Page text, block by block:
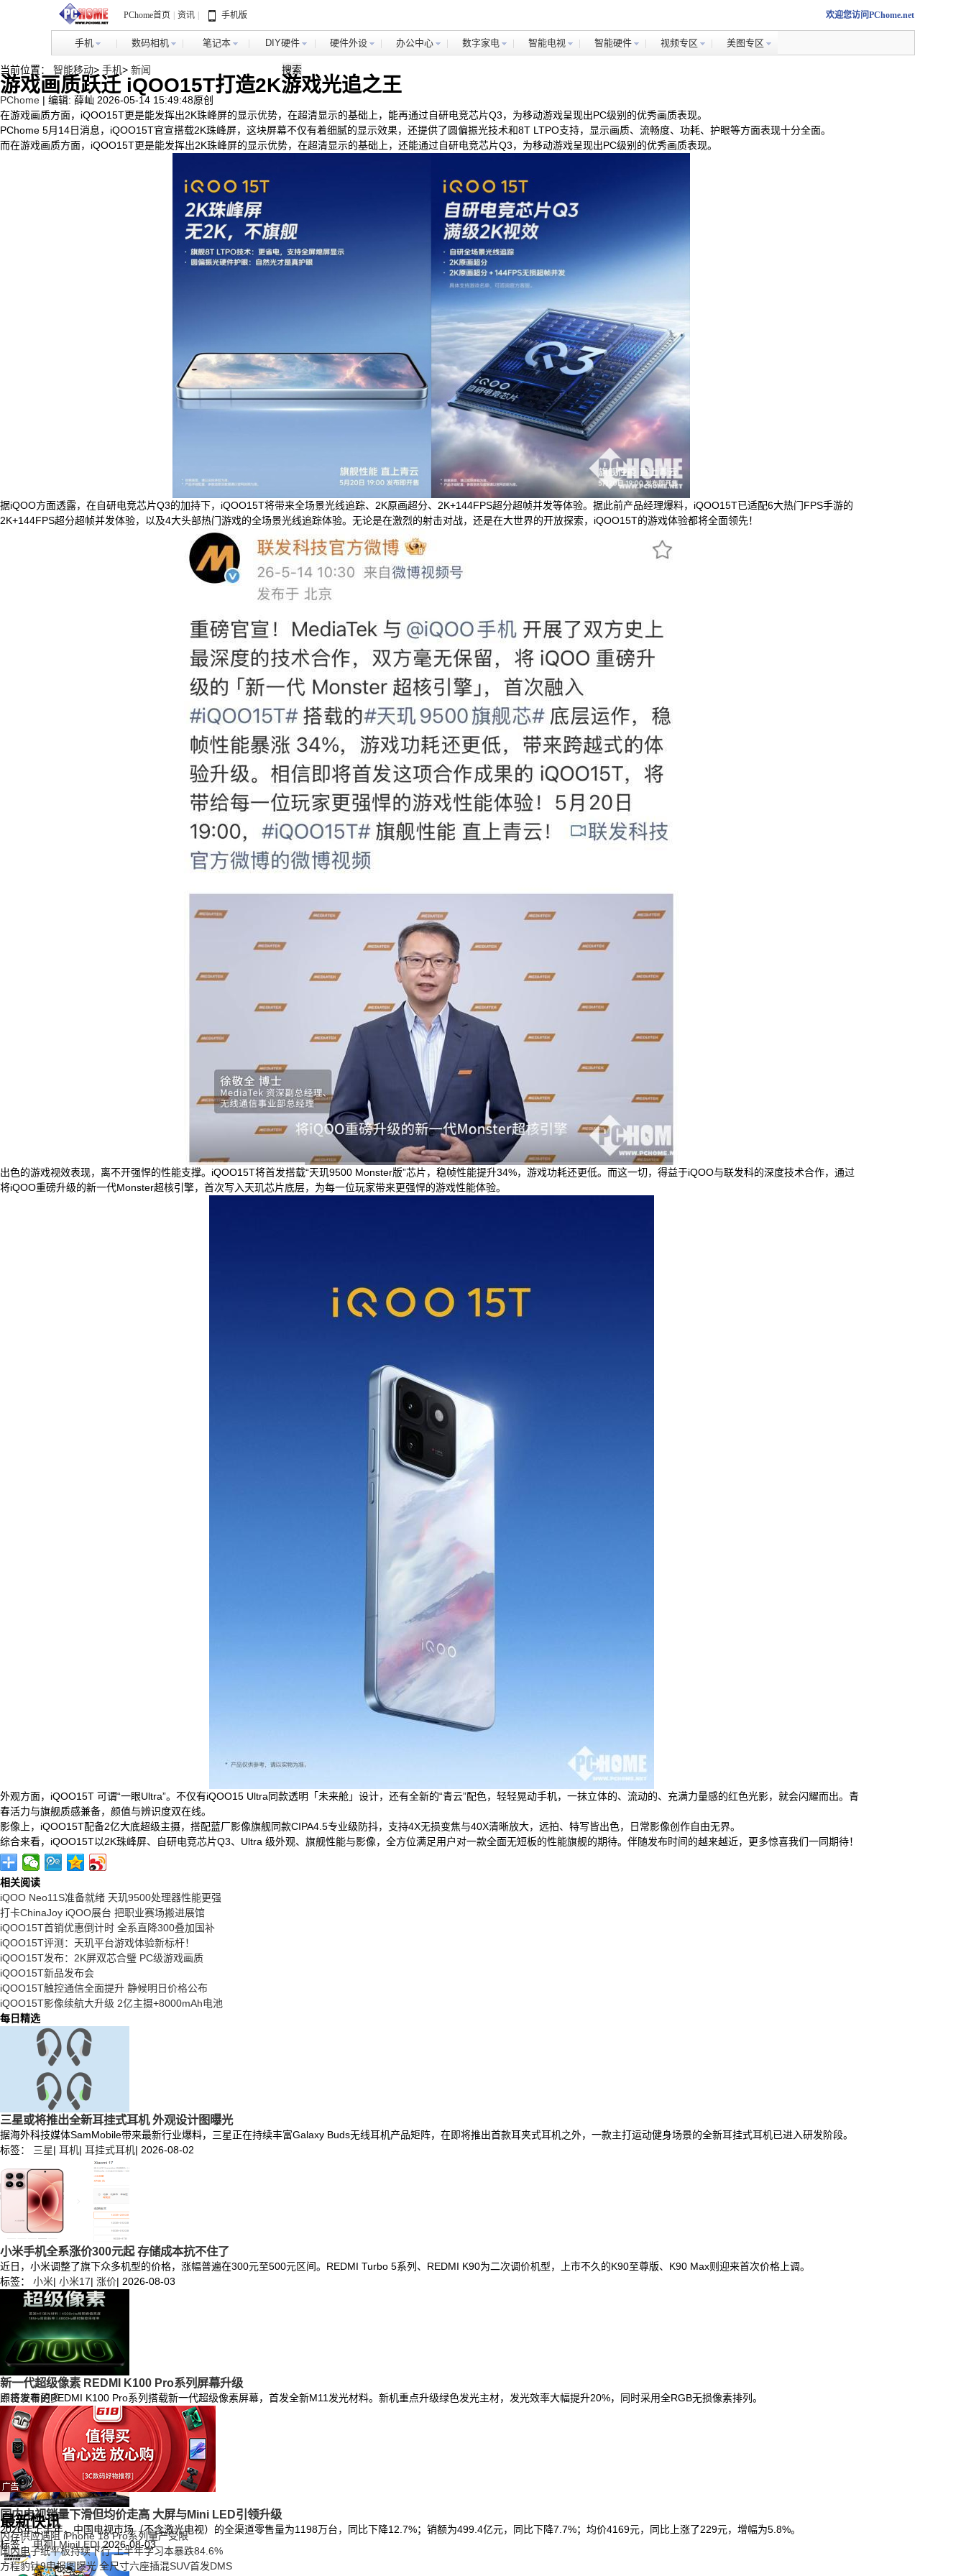
PChome首页 资讯 手机版 欢迎您访问PChome.net
手机 数码相机 笔记本 DIY硬件 硬件外设 办公中心 数字家电 智能电视 智能硬件 视频专区 美图专区
当前位置： 智能移动> 手机> 新闻
游戏画质跃迁 iQOO15T打造2K游戏光追之王
PChome | 编辑: 薛屾 2026-05-14 15:49:48原创
在游戏画质方面，iQOO15T更是能发挥出2K珠峰屏的显示优势，在超清显示的基础上，能再通过自研电竞芯片Q3，为移动游戏呈现出PC级别的优秀画质表现。
PChome 5月14日消息，iQOO15T官宣搭载2K珠峰屏，这块屏幕不仅有着细腻的显示效果，还提供了圆偏振光技术和8T LTPO支持，显示画质、流畅度、功耗、护眼等方面表现十分全面。
而在游戏画质方面，iQOO15T更是能发挥出2K珠峰屏的显示优势，在超清显示的基础上，还能通过自研电竞芯片Q3，为移动游戏呈现出PC级别的优秀画质表现。
据iQOO方面透露，在自研电竞芯片Q3的加持下，iQOO15T将带来全场景光线追踪、2K原画超分、2K+144FPS超分超帧并发等体验。据此前产品经理爆料，iQOO15T已适配6大热门FPS手游的
2K+144FPS超分超帧并发体验，以及4大头部热门游戏的全场景光线追踪体验。无论是在激烈的射击对战，还是在大世界的开放探索，iQOO15T的游戏体验都将全面领先！
出色的游戏视效表现，离不开强悍的性能支撑。iQOO15T将首发搭载“天玑9500 Monster版”芯片，稳帧性能提升34%，游戏功耗还更低。而这一切，得益于iQOO与联发科的深度技术合作，通过
将iQOO重磅升级的新一代Monster超核引擎，首次写入天玑芯片底层，为每一位玩家带来更强悍的游戏性能体验。
外观方面，iQOO15T 可谓“一眼Ultra”。不仅有iQOO15 Ultra同款透明「未来舱」设计，还有全新的“青云”配色，轻轻晃动手机，一抹立体的、流动的、充满力量感的红色光影，就会闪耀而出。青
春活力与旗舰质感兼备，颜值与辨识度双在线。
影像上，iQOO15T配备2亿大底超级主摄，搭配蓝厂影像旗舰同款CIPA4.5专业级防抖，支持4X无损变焦与40X清晰放大，远拍、特写皆出色，日常影像创作自由无界。
综合来看，iQOO15T以2K珠峰屏、自研电竞芯片Q3、Ultra 级外观、旗舰性能与影像，全方位满足用户对一款全面无短板的性能旗舰的期待。伴随发布时间的越来越近，更多惊喜我们一同期待！
相关阅读
iQOO Neo11S准备就绪 天玑9500处理器性能更强
打卡ChinaJoy iQOO展台 把职业赛场搬进展馆
iQOO15T首销优惠倒计时 全系直降300叠加国补
iQOO15T评测：天玑平台游戏体验新标杆！
iQOO15T发布：2K屏双芯合璧 PC级游戏画质
iQOO15T新品发布会
iQOO15T触控通信全面提升 静候明日价格公布
iQOO15T影像续航大升级 2亿主摄+8000mAh电池
每日精选
三星或将推出全新耳挂式耳机 外观设计图曝光
据海外科技媒体SamMobile带来最新行业爆料，三星正在持续丰富Galaxy Buds无线耳机产品矩阵，在即将推出首款耳夹式耳机之外，一款主打运动健身场景的全新耳挂式耳机已进入研发阶段。
标签： 三星| 耳机| 耳挂式耳机| 2026-08-02
小米手机全系涨价300元起 存储成本抗不住了
近日，小米调整了旗下众多机型的价格，涨幅普遍在300元至500元区间。REDMI Turbo 5系列、REDMI K90为二次调价机型，上市不久的K90至尊版、K90 Max则迎来首次价格上调。
标签： 小米| 小米17| 涨价| 2026-08-03
新一代超级像素 REDMI K100 Pro系列屏幕升级
即将发布的REDMI K100 Pro系列搭载新一代超级像素屏幕，首发全新M11发光材料。新机重点升级绿色发光主材，发光效率大幅提升20%，同时采用全RGB无损像素排列。
标签：REDMI|K100Pro|屏幕|2026-08-03
国内电视销量下滑但均价走高 大屏与Mini LED引领升级
2026年上半年，中国电视市场（不含激光电视）的全渠道零售量为1198万台，同比下降12.7%；销额为499.4亿元，同比下降7.7%；均价4169元，同比上涨了229元，增幅为5.8%。
标签：电视|MiniLED|2026-08-03
点击查看更多
最新快讯
内存供应遇阻 iPhone 18 Pro系列量产受限
国内电子纸平板持续下行 上半年学习本暴跌84.6%
方程豹钛9申报图曝光 全尺寸六座插混SUV首发DMS